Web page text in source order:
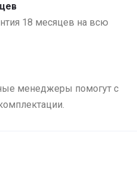
18 месяцев на всю
менеджеры помогут с